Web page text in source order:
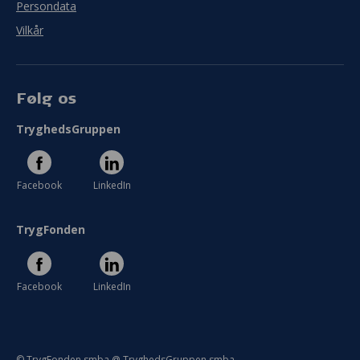
Persondata
Vilkår
Følg os
TryghedsGruppen
Facebook LinkedIn
TrygFonden
Facebook LinkedIn